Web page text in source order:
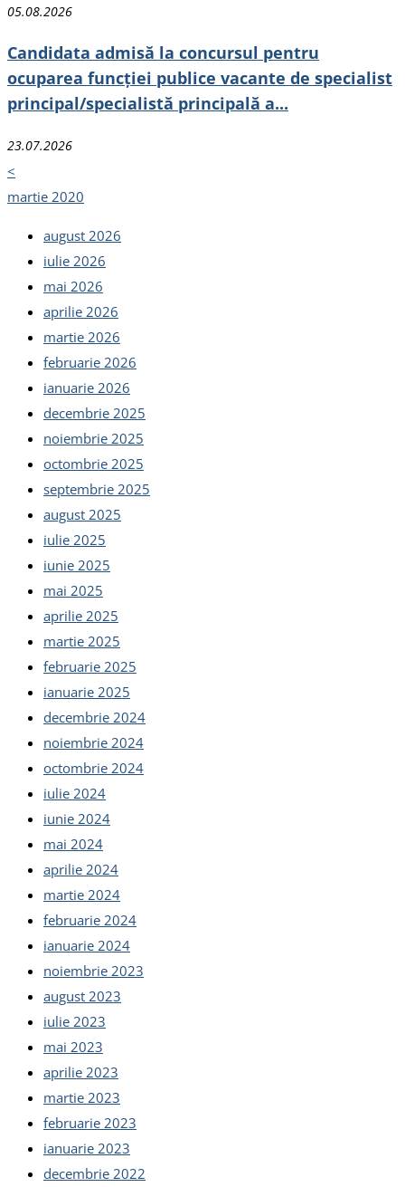
05.08.2026
Candidata admisă la concursul pentru
ocuparea funcției publice vacante de specialist
principal/specialistă principală a...
23.07.2026
<
martie 2020
august 2026
iulie 2026
mai 2026
aprilie 2026
martie 2026
februarie 2026
ianuarie 2026
decembrie 2025
noiembrie 2025
octombrie 2025
septembrie 2025
august 2025
iulie 2025
iunie 2025
mai 2025
aprilie 2025
martie 2025
februarie 2025
ianuarie 2025
decembrie 2024
noiembrie 2024
octombrie 2024
iulie 2024
iunie 2024
mai 2024
aprilie 2024
martie 2024
februarie 2024
ianuarie 2024
noiembrie 2023
august 2023
iulie 2023
mai 2023
aprilie 2023
martie 2023
februarie 2023
ianuarie 2023
decembrie 2022